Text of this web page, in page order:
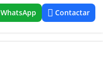
WhatsApp Contactar